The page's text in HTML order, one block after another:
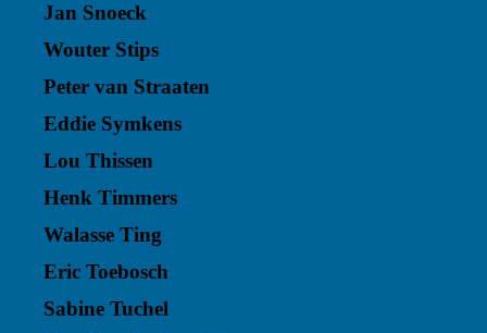
Jan Snoeck
Wouter Stips
Peter van Straaten
Eddie Symkens
Lou Thissen
Henk Timmers
Walasse Ting
Eric Toebosch
Sabine Tuchel